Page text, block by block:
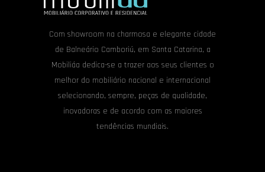
Com showroom na charmosa e elegante cidade
de Balneário Camboriú, em Santa Catarina, a
Mobiliáa dedica-se a trazer aos seus clientes o
melhor do mobiliário nacional e internacional
selecionando, sempre, peças de qualidade,
inovadoras e de acordo com as maiores
tendências mundiais.